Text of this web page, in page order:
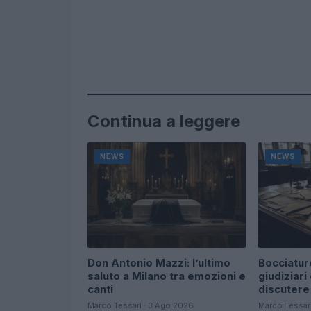
Continua a leggere
NEWS
Don Antonio Mazzi: l’ultimo
saluto a Milano tra emozioni e
canti
Marco Tessari · 3 Ago 2026
NEWS
giudiziari
discutere
Marco